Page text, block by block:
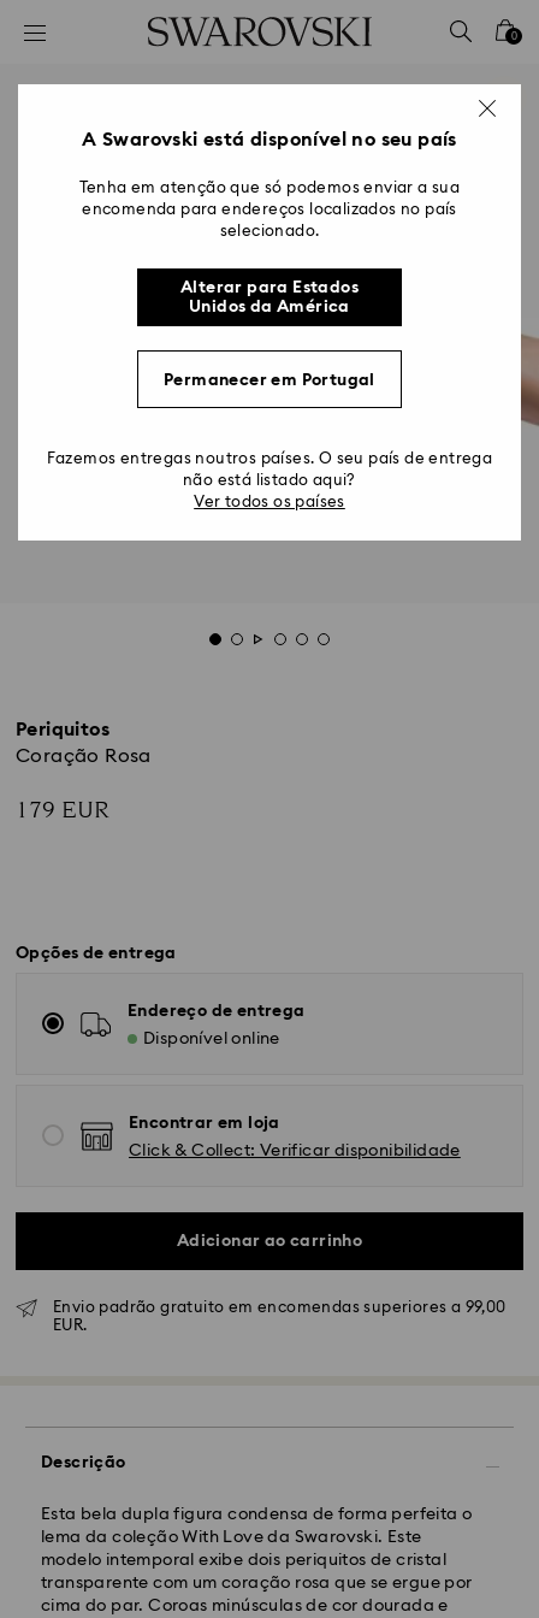
Accesskeys list
2 - Rodapé
0
Periquitos
Coração Rosa
179 EUR
Opções de entrega
Endereço de entrega
Disponível online
Encontrar em loja
Click & Collect: Verificar disponibilidade
Adicionar ao carrinho
Envio padrão gratuito em encomendas superiores a 99,00
EUR.
Descrição
Esta bela dupla figura condensa de forma perfeita o
lema da coleção With Love da Swarovski. Este
modelo intemporal exibe dois periquitos de cristal
transparente com um coração rosa que se ergue por
cima do par. Coroas minúsculas de cor dourada e
Envio Normal - GLS ou FedEx
Prazo de envio normal: 4-5 dias úteis após
Açores)
Custo de envio normal: EUR 6,50
Envio normal gratuito para encomendas superiores a:
EUR 99
A Swarovski está disponível no seu país
Tenha em atenção que só podemos enviar a sua
encomenda para endereços localizados no país
selecionado.
Alterar para Estados
Unidos da América
Permanecer em Portugal
Fazemos entregas noutros países. O seu país de entrega
não está listado aqui?
Ver todos os países